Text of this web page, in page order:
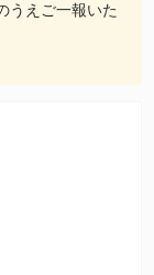
うえご一報いた